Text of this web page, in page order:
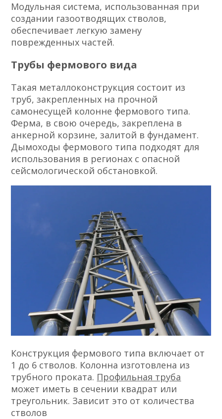
Модульная система, использованная при
создании газоотводящих стволов,
обеспечивает легкую замену
поврежденных частей.
Трубы фермового вида
Такая металлоконструкция состоит из
труб, закрепленных на прочной
самонесущей колонне фермового типа.
Ферма, в свою очередь, закреплена в
анкерной корзине, залитой в фундамент.
Дымоходы фермового типа подходят для
использования в регионах с опасной
сейсмологической обстановкой.
Конструкция фермового типа включает от
1 до 6 стволов. Колонна изготовлена из
трубного проката. Профильная труба
может иметь в сечении квадрат или
треугольник. Зависит это от количества
стволов